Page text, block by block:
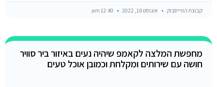
קבוצת הפייסבוק אוגוסט 16, 2022
מחפשת המלצה לקאמפ שיהיה נעים באיזור ביר סוויר
חושה עם שירותים ומקלחת וכמובן אוכל טעים